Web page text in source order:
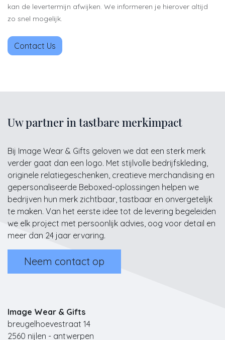
kan de levertermijn afwijken. We informeren je hierover altijd
zo snel mogelijk.
Contact Us
Uw partner in tastbare merkimpact
Bij Image Wear & Gifts geloven we dat een sterk merk
verder gaat dan een logo. Met stijlvolle bedrijfskleding,
originele relatiegeschenken, creatieve merchandising en
gepersonaliseerde Beboxed-oplossingen helpen we
bedrijven hun merk zichtbaar, tastbaar en onvergetelijk
te maken. Van het eerste idee tot de levering begeleiden
we elk project met persoonlijk advies, oog voor detail en
meer dan 24 jaar ervaring.
Neem contact op
Image Wear & Gifts
breugelhoevestraat 14
2560 nijlen - antwerpen